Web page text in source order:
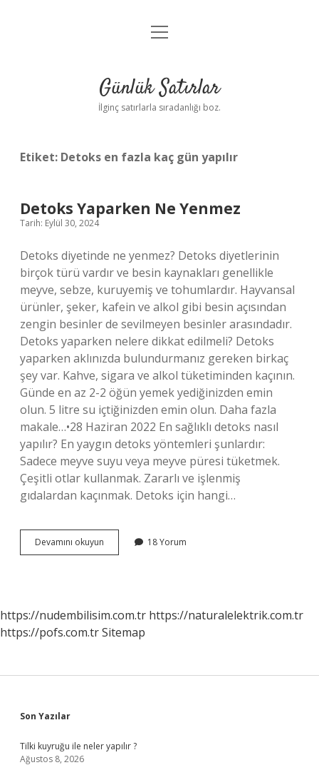
Anasayfa
Yasal Uyarı
menüyü
Günlük Satırlar
İlginç satırlarla sıradanlığı boz.
Etiket: Detoks en fazla kaç gün yapılır
Detoks Yaparken Ne Yenmez
Tarih: Eylül 30, 2024
Detoks diyetinde ne yenmez? Detoks diyetlerinin
birçok türü vardır ve besin kaynakları genellikle
meyve, sebze, kuruyemiş ve tohumlardır. Hayvansal
ürünler, şeker, kafein ve alkol gibi besin açısından
zengin besinler de sevilmeyen besinler arasındadır.
Detoks yaparken nelere dikkat edilmeli? Detoks
yaparken aklınızda bulundurmanız gereken birkaç
şey var. Kahve, sigara ve alkol tüketiminden kaçının.
Günde en az 2-2 öğün yemek yediğinizden emin
olun. 5 litre su içtiğinizden emin olun. Daha fazla
makale…•28 Haziran 2022 En sağlıklı detoks nasıl
yapılır? En yaygın detoks yöntemleri şunlardır:
Sadece meyve suyu veya meyve püresi tüketmek.
Çeşitli otlar kullanmak. Zararlı ve işlenmiş
gıdalardan kaçınmak. Detoks için hangi…
Devamını okuyun
Yaparken
18 Yorum
https://nudembilisim.com.tr https://naturalelektrik.com.tr
https://pofs.com.trSitemap
Sidebar
Son Yazılar
Tilki kuyruğu ile neler yapılır ?
Ağustos 8, 2026